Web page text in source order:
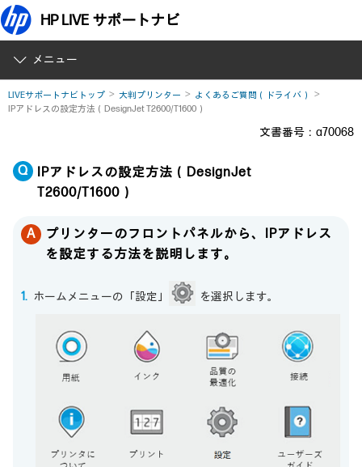
HP LIVE サポートナビ
メニュー
LIVEサポートナビトップ 大判プリンター
よくあるご質問（ドライバ）
IPアドレスの設定方法（DesignJet T2600/T1600）
文書番号：a70068
IPアドレスの設定方法（DesignJet
T2600/T1600）
プリンターのフロントパネルから、IPアドレス
を設定する方法を説明します。
ホームメニューの「設定」 を選択します。